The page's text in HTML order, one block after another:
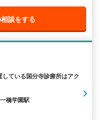
談をする
ている国分寺診療所はアク
橋学園駅